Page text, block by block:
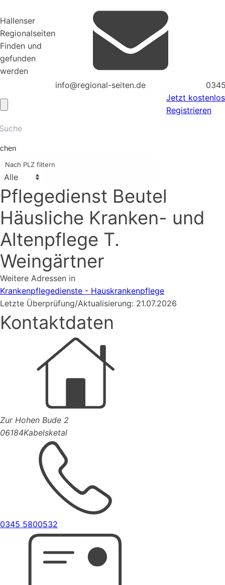
Hallenser
Regionalseiten
Finden und
gefunden
werden
info@regional-seiten.de
Jetzt kostenlos
Registrieren
Nach PLZ filtern
Pflegedienst Beutel
Häusliche Kranken- und
Altenpflege T.
Weingärtner
Weitere Adressen in
Krankenpflegedienste - Hauskrankenpflege
Letzte Überprüfung/Aktualisierung: 21.07.2026
Kontaktdaten
Zur Hohen Bude 2
06184Kabelsketal
0345 5800532